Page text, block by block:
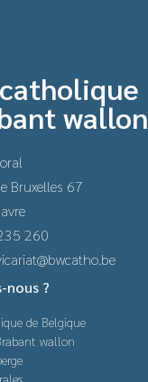
wallon
Bruxelles 67
260
nous ?
de Belgique
wallon